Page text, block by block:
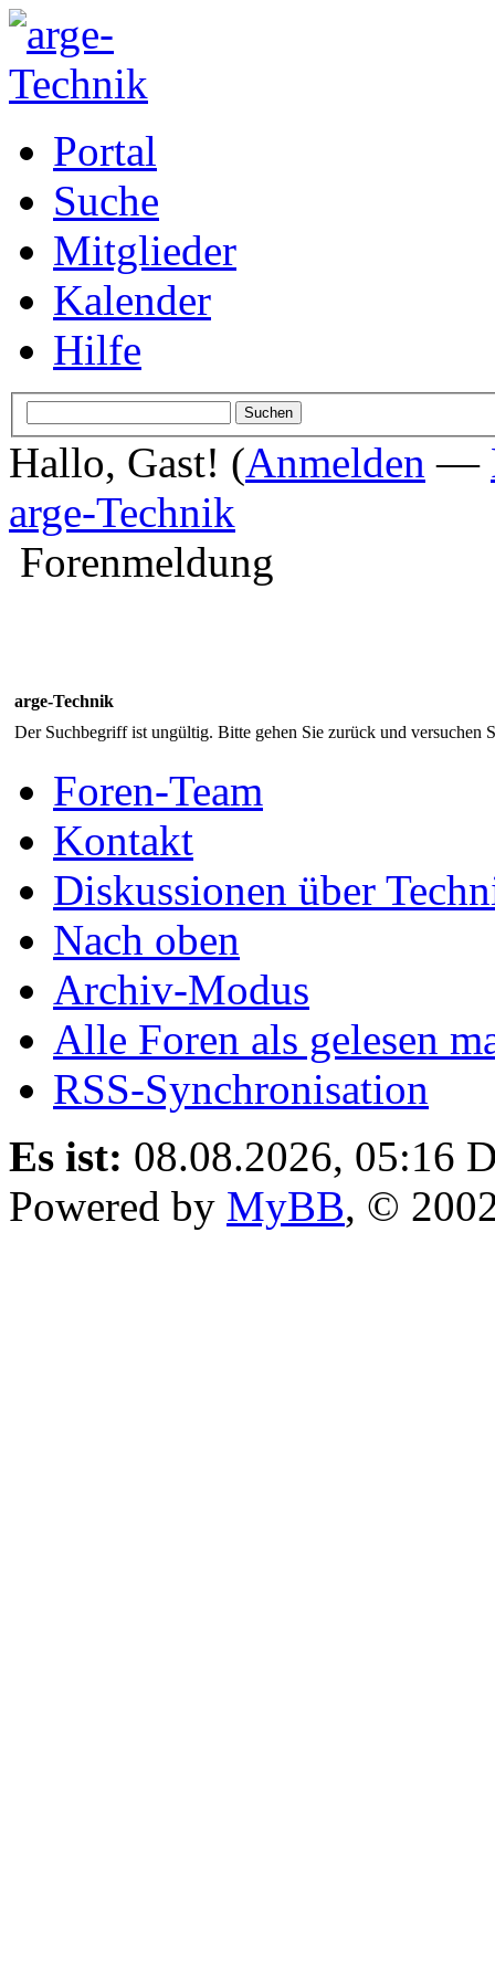
Portal
Suche
Mitglieder
Kalender
Hilfe
Hallo, Gast! (Anmelden —
arge-Technik
Forenmeldung
arge-Technik
Der Suchbegriff ist ungültig. Bitte gehen Sie zurück und versuchen
Foren-Team
Kontakt
Diskussionen über
Nach oben
Archiv-Modus
Alle Foren als gelesen
RSS-Synchronisation
Es ist: 08.08.2026, 05:16
Powered by MyBB, ©